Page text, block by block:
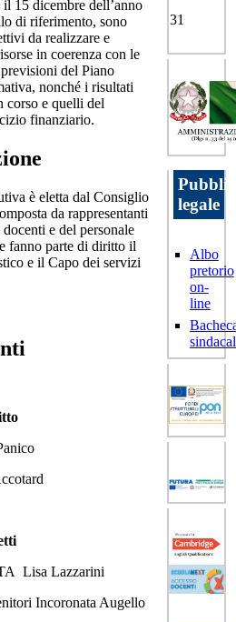
15 dicembre dell’anno
di riferimento, sono
da realizzare e
in coerenza con le
del Piano
nonché i risultati
corso e quelli del
finanziario.
è eletta dal Consiglio
da rappresentanti
e del personale
fanno parte di diritto il
e il Capo dei servizi
Lisa Lazzarini
Incoronata Augello
31
legale
Albo
pretorio
on-
line